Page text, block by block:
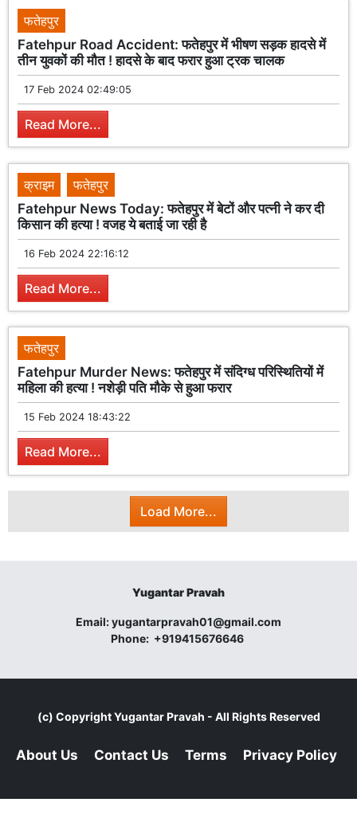
फतेहपुर
Fatehpur Road Accident: फतेहपुर में भीषण सड़क हादसे में
तीन युवकों की मौत ! हादसे के बाद फरार हुआ ट्रक चालक
17 Feb 2024 02:49:05
Read More...
क्राइम
फतेहपुर
Fatehpur News Today: फतेहपुर में बेटों और पत्नी ने कर दी
किसान की हत्या ! वजह ये बताई जा रही है
16 Feb 2024 22:16:12
Read More...
फतेहपुर
Fatehpur Murder News: फतेहपुर में संदिग्ध परिस्थितियों में
महिला की हत्या ! नशेड़ी पति मौके से हुआ फरार
15 Feb 2024 18:43:22
Read More...
Load More...
Yugantar Pravah
Email:yugantarpravah01@gmail.com
Phone: +919415676646
(c) CopyrightYugantar Pravah - All Rights Reserved
About Us Contact Us Terms Privacy Policy